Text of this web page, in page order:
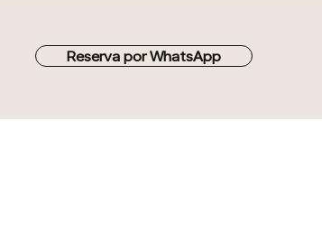
Reserva por WhatsApp